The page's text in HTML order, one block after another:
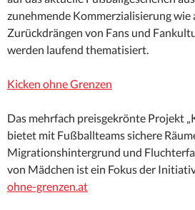
zunehmende Kommerzialisierung wie
Zurückdrängen von Fans und
werden laufend thematisiert.
Kicken ohne Grenzen
Das mehrfach preisgekrönte Projekt
bietet mit Fußballteams sichere
Migrationshintergrund und
von Mädchen ist ein Fokus der
ohne-grenzen.at